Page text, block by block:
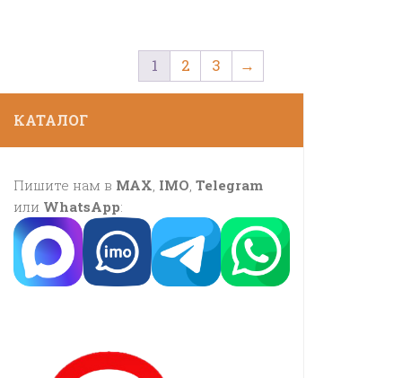
1 2 3 →
КАТАЛОГ
Пишите нам в MAX IMO Telegram
или WhatsApp: